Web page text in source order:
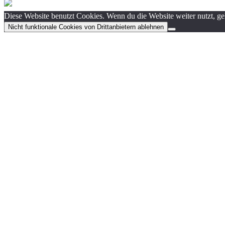
Diese Website benutzt Cookies. Wenn du die Website weiter nutzt,
Nicht funktionale Cookies von Drittanbietern ablehnen